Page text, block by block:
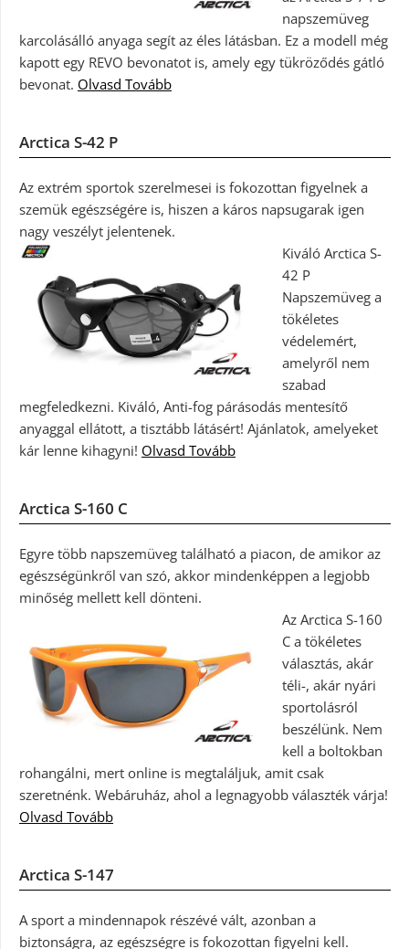
napszemüveg
karcolásálló anyaga segít az éles látásban. Ez a modell még
kapott egy REVO bevonatot is, amely egy tükröződés gátló
bevonat. Olvasd Tovább
Arctica S-42 P
Az extrém sportok szerelmesei is fokozottan figyelnek a
szemük egészségére is, hiszen a káros napsugarak igen
nagy veszélyt jelentenek.
Kiváló Arctica S-
42 P
Napszemüveg a
tökéletes
védelemért,
amelyről nem
szabad
megfeledkezni. Kiváló, Anti-fog párásodás mentesítő
anyaggal ellátott, a tisztább látásért! Ajánlatok, amelyeket
kár lenne kihagyni! Olvasd Tovább
Arctica S-160 C
Egyre több napszemüveg található a piacon, de amikor az
egészségünkről van szó, akkor mindenképpen a legjobb
minőség mellett kell dönteni.
Az Arctica S-160
C a tökéletes
választás, akár
téli-, akár nyári
sportolásról
beszélünk. Nem
kell a boltokban
rohangálni, mert online is megtaláljuk, amit csak
szeretnénk. Webáruház, ahol a legnagyobb választék várja!
Olvasd Tovább
Arctica S-147
A sport a mindennapok részévé vált, azonban a
biztonságra, az egészségre is fokozottan figyelni kell.